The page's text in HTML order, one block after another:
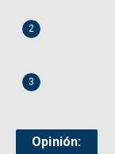
2
3
Opinión: